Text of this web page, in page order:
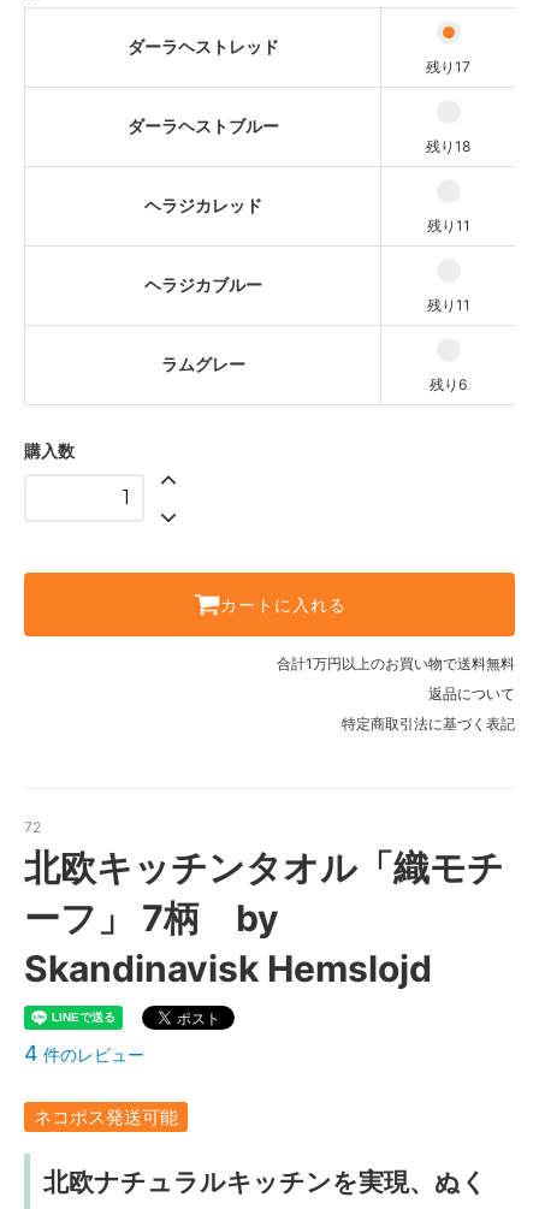
ダーラヘストレッド
残り17
ダーラヘストブルー
残り18
ヘラジカレッド
残り11
ヘラジカブルー
残り11
ラムグレー
残り6
購入数
カートに入れる
合計1万円以上のお買い物で送料無料
返品について
特定商取引法に基づく表記
72
北欧キッチンタオル「織モチ
ーフ」 7柄 by
Skandinavisk Hemslojd
4 件のレビュー
ネコポス発送可能
北欧ナチュラルキッチンを実現、ぬく